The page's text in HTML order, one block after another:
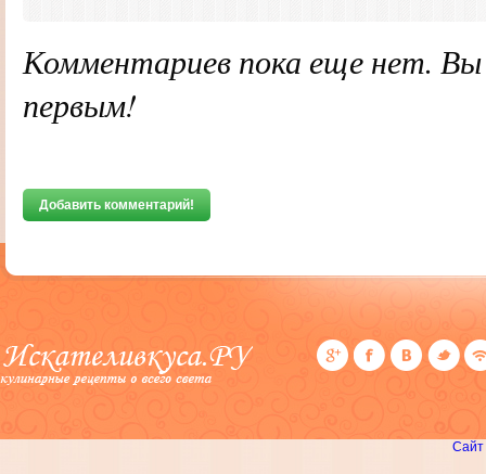
Комментариев пока еще нет.
первым!
Добавить комментарий!
Сайт